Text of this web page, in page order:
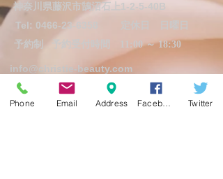
神奈川県藤沢市鵠沼石上1-2-5-40B
Tel: 0466-23-6358
定休日 日曜日
予約制
予約受付時間 11:00 ～ 18:30
info@christie-beauty.com
Phone Email Address Twitter